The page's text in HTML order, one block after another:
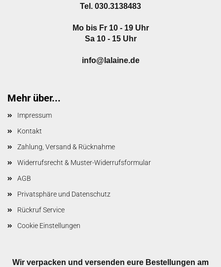
Tel. 030.3138483
Mo bis Fr 10 - 19 Uhr
Sa 10 - 15 Uhr
info@lalaine.de
Mehr über...
Impressum
Kontakt
Zahlung, Versand & Rücknahme
Widerrufsrecht & Muster-Widerrufsformular
AGB
Privatsphäre und Datenschutz
Rückruf Service
Cookie Einstellungen
Wir verpacken und versenden eure Bestellungen am